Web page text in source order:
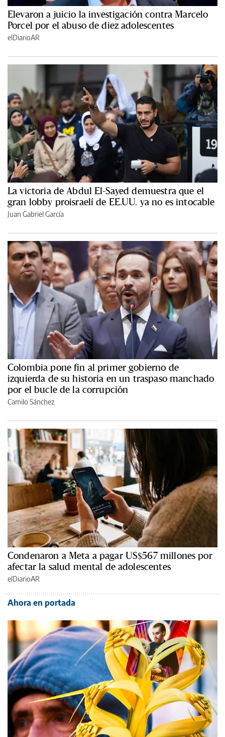
Elevaron a juicio la investigación contra Marcelo
Porcel por el abuso de diez adolescentes
elDiarioAR
La victoria de Abdul El-Sayed demuestra que el
gran lobby proisraelí de EE.UU. ya no es intocable
Juan Gabriel García
Colombia pone fin al primer gobierno de
izquierda de su historia en un traspaso manchado
por el bucle de la corrupción
Camilo Sánchez
Condenaron a Meta a pagar US$567 millones por
afectar la salud mental de adolescentes
elDiarioAR
Ahora en portada